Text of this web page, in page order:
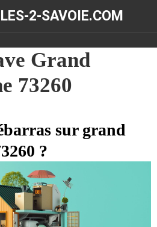
2-SAVOIE.COM
Grand
73260
sur grand
?